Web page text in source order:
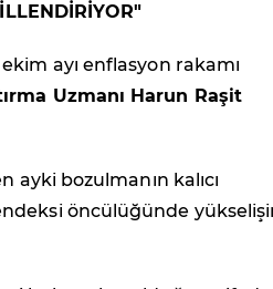
ayı enflasyon rakamı
Uzmanı Harun Raşit
bozulmanın kalıcı
öncülüğünde